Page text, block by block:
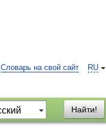
RU
Словарь на свой сайт
Найти!